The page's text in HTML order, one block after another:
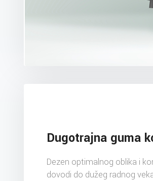
Dugotrajna guma
Dezen optimalnog oblika i
dovodi do dužeg radnog